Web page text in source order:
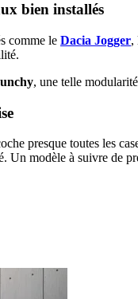
bien installés
comme le Dacia Jogger,
, une telle
presque toutes les
Un modèle à suivre de